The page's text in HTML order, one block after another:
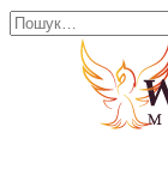
Перейти
Search